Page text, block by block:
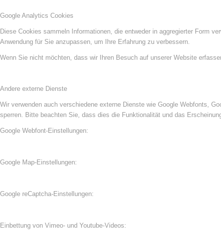
Google Analytics Cookies
Diese Cookies sammeln Informationen, die entweder in aggregierter Form
Anwendung für Sie anzupassen, um Ihre Erfahrung zu verbessern.
Wenn Sie nicht möchten, dass wir Ihren Besuch auf unserer Website
Andere externe Dienste
Wir verwenden auch verschiedene externe Dienste wie Google Webfonts,
sperren. Bitte beachten Sie, dass dies die Funktionalität und das
Google Webfont-Einstellungen:
Google Map-Einstellungen:
Google reCaptcha-Einstellungen:
Einbettung von Vimeo- und Youtube-Videos: